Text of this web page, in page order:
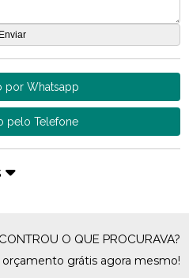
por Whatsapp
pelo Telefone
O QUE PROCURAVA?
orçamento grátis agora mesmo!